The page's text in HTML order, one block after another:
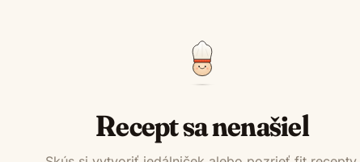
Recept sa nenašiel